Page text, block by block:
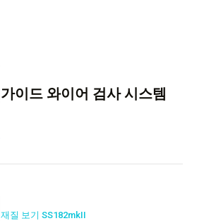
가이드 와이어 검사 시스템
재질 보기 SS182mkII